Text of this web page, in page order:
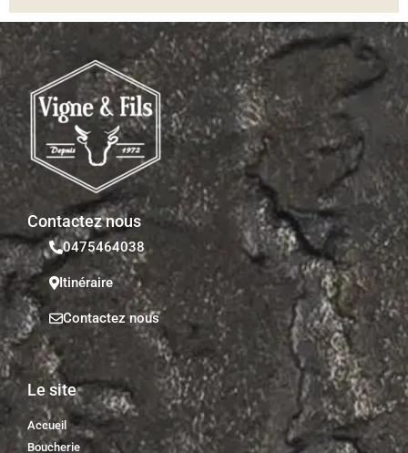
Contactez nous
0475464038
Itinéraire
Contactez nous
Le site
Accueil
Boucherie